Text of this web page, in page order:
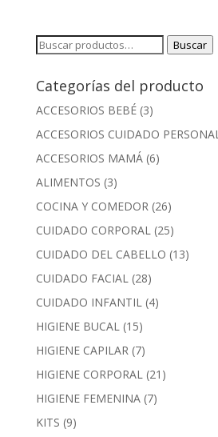
Buscar
Buscar
Categorías del producto
ACCESORIOS BEBÉ (3)
ACCESORIOS CUIDADO PERSONAL
ACCESORIOS MAMÁ (6)
ALIMENTOS (3)
COCINA Y COMEDOR (26)
CUIDADO CORPORAL (25)
CUIDADO DEL CABELLO (13)
CUIDADO FACIAL (28)
CUIDADO INFANTIL (4)
HIGIENE BUCAL (15)
HIGIENE CAPILAR (7)
HIGIENE CORPORAL (21)
HIGIENE FEMENINA (7)
KITS (9)